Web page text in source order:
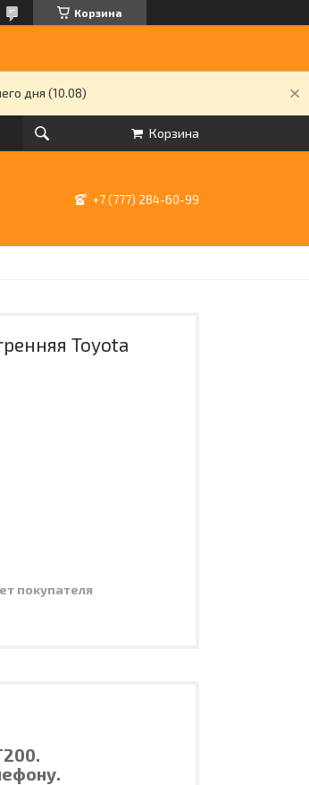
Корзина
дня (10.08)
Корзина
+7 (777) 284-60-99
Toyota
покупателя